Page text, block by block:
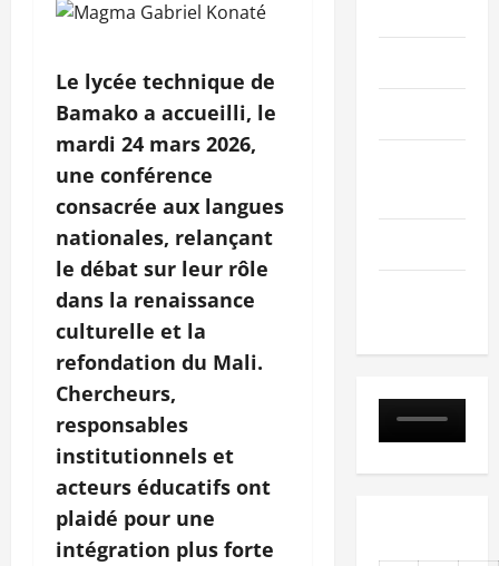
Le lycée technique de
Bamako a accueilli, le
mardi 24 mars 2026,
une conférence
consacrée aux langues
nationales, relançant
le débat sur leur rôle
dans la renaissance
culturelle et la
refondation du Mali.
Chercheurs,
responsables
institutionnels et
acteurs éducatifs ont
plaidé pour une
intégration plus forte